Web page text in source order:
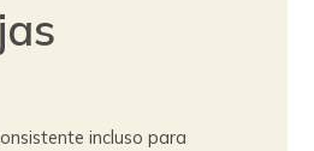
incluso para